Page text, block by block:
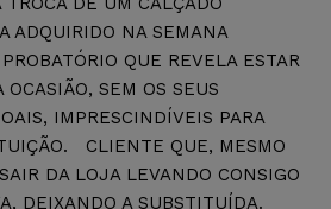
ADQUIRIDO NA SEMANA
QUE REVELA ESTAR
SEM OS SEUS
IMPRESCINDÍVEIS PARA
CLIENTE QUE, MESMO
DA LOJA LEVANDO CONSIGO
DEIXANDO A SUBSTITUÍDA.